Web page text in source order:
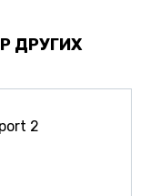
ДРУГИХ
2